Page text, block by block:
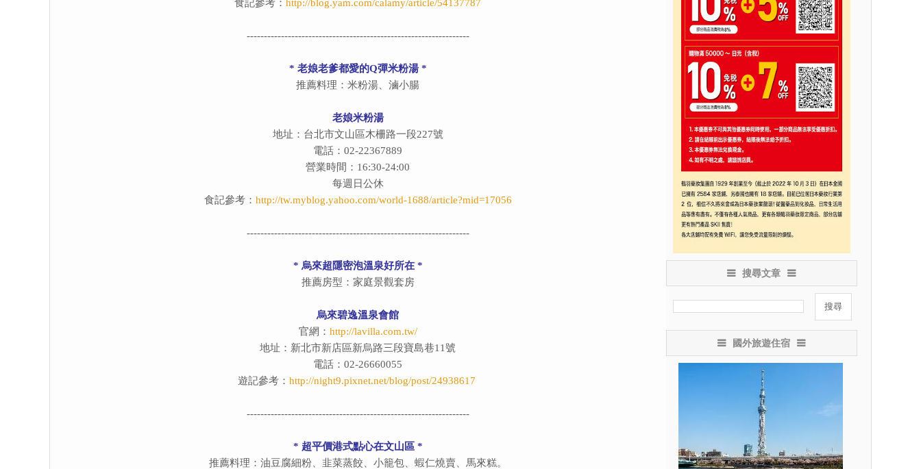
食記參考：http://blog.yam.com/calamy/article/54137787
-----------------------------------------------------------------
* 老娘老爹都愛的Q彈米粉湯 *
推薦料理：米粉湯、滷小腸
老娘米粉湯
地址：台北市文山區木柵路一段227號
電話：02-22367889
營業時間：16:30-24:00
每週日公休
食記參考： http://tw.myblog.yahoo.com/world-1688/article?mid=17056
-----------------------------------------------------------------
* 烏來超隱密泡溫泉好所在 *
推薦房型：家庭景觀套房
烏來碧逸溫泉會館
官網： http://lavilla.com.tw/
地址：新北市新店區新烏路三段寶島巷11號
電話：02-26660055
遊記參考： http://night9.pixnet.net/blog/post/24938617
-----------------------------------------------------------------
* 超平價港式點心在文山區 *
推薦料理：油豆腐細粉、韭菜蒸餃、小籠包、蝦仁燒賣、馬來糕。
搜尋文章
國外旅遊住宿